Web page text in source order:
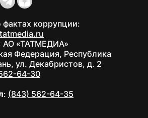
коррупции:
АО «ТАТМЕДИА»
Федерация, Республика
ул. Декабристов, д. 2
64-30
: (843) 562-64-35